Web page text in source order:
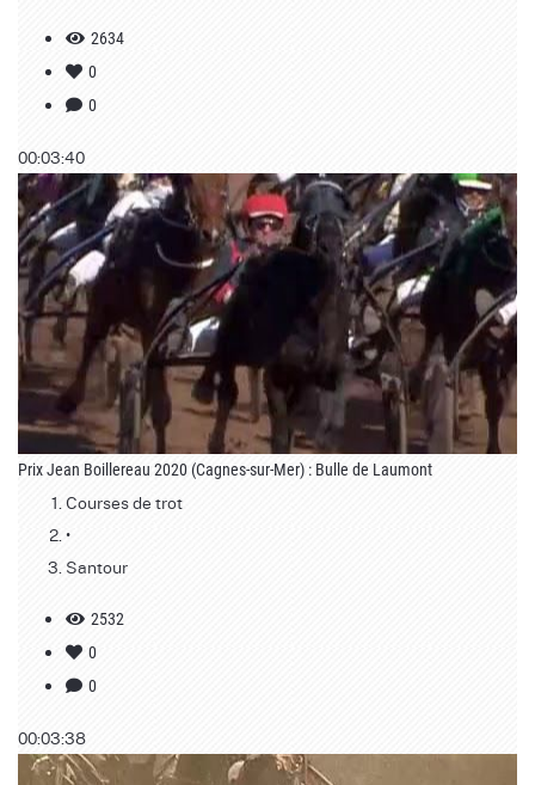
2634
0
0
00:03:40
Prix Jean Boillereau 2020 (Cagnes-sur-Mer) : Bulle de Laumont
Courses de trot
•
Santour
2532
0
0
00:03:38